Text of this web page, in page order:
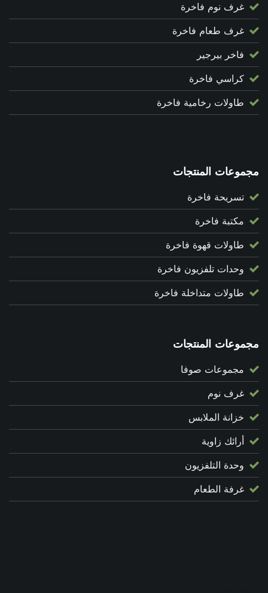
غرف نوم فاخرة
غرف طعام فاخرة
فاخر بيرجير
كراسي فاخرة
طاولات رخامية فاخرة
مجموعات المنتجات
تسريحة فاخرة
مكتبة فاخرة
طاولات قهوة فاخرة
وحدات تلفزيون فاخرة
طاولات متداخلة فاخرة
مجموعات المنتجات
مجموعات صوفا
غرف نوم
خزانة الملابس
أرائك زاوية
وحدة التلفزيون
غرفة الطعام